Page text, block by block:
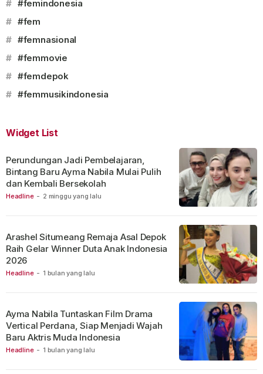
# #femindonesia
# #fem
# #femnasional
# #femmovie
# #femdepok
# #femmusikindonesia
Widget List
Headline - 2 minggu yang lalu
Perundungan Jadi Pembelajaran,
Bintang Baru Ayma Nabila Mulai Pulih
dan Kembali Bersekolah
Headline - 1 bulan yang lalu
Arashel Situmeang Remaja Asal Depok
Raih Gelar Winner Duta Anak Indonesia
2026
Headline - 1 bulan yang lalu
Ayma Nabila Tuntaskan Film Drama
Vertical Perdana, Siap Menjadi Wajah
Baru Aktris Muda Indonesia